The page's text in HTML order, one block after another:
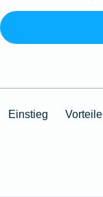
Einstieg Vorteile